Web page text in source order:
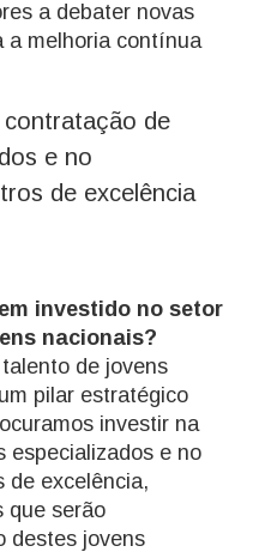
a debater novas
a melhoria contínua
contratação de
e no
de excelência
investido no setor
nacionais?
de jovens
pilar estratégico
investir na
especializados e no
de excelência,
que serão
destes jovens